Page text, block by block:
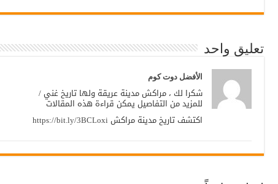
تعليق واحد
الأفضل دوت كوم
شكرا لك ، مراكش مدينة عريقة ولها تاريخ غني /
للمزيد من التفاصيل يمكن قراءة هذه المقالات
اكتشف تاريخ مدينة مراكشhttps://bit.ly/3BCLoxi